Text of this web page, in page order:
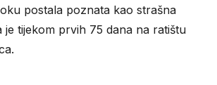
postala poznata kao strašna
je tijekom prvih 75 dana na ratištu